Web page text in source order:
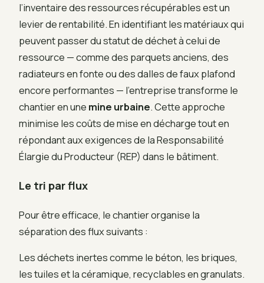
l’inventaire des ressources récupérables est un
levier de rentabilité. En identifiant les matériaux qui
peuvent passer du statut de déchet à celui de
ressource — comme des parquets anciens, des
radiateurs en fonte ou des dalles de faux plafond
encore performantes — l’entreprise transforme le
chantier en une mine urbaine. Cette approche
minimise les coûts de mise en décharge tout en
répondant aux exigences de la Responsabilité
Élargie du Producteur (REP) dans le bâtiment.
Le tri par flux
Pour être efficace, le chantier organise la
séparation des flux suivants :
Les déchets inertes comme le béton, les briques,
les tuiles et la céramique, recyclables en granulats.